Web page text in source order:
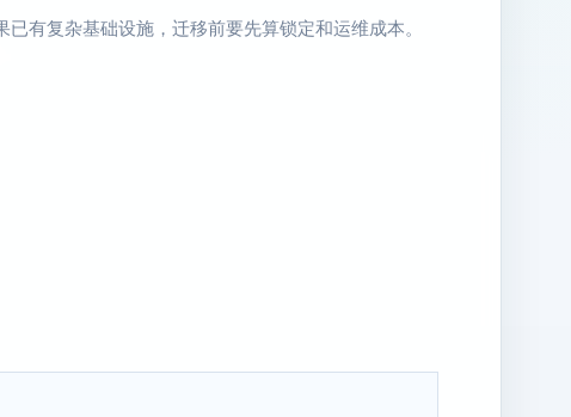
有复杂基础设施，迁移前要先算锁定和运维成本。